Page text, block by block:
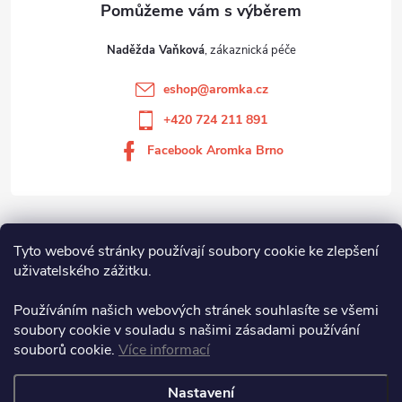
Tyto webové stránky používají soubory cookie ke zlepšení
uživatelského zážitku.
Používáním našich webových stránek souhlasíte se všemi
soubory cookie v souladu s našimi zásadami používání
souborů cookie. Více informací
Nastavení
Vše o nákupu
Aromka Brno s.r.o
Naděžda Vaňková
eshop@aromka.cz
+420 724 211 891
Facebook Aromka Brno